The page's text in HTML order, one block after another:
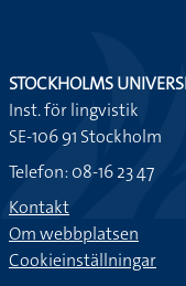
STOCKHOLMS
Inst. för lingvistik
SE-106 91 Stockholm
Telefon: 08-16 23 47
Kontakt
Om webbplatsen
Cookieinställningar